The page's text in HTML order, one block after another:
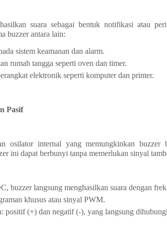
suara sebagai bentuk notifikasi atau
buzzer antara lain:
sistem keamanan dan alarm.
rumah tangga seperti oven dan timer.
elektronik seperti komputer dan printer.
Pasif
osilator internal yang memungkinkan buzzer
ini dapat berbunyi tanpa memerlukan sinyal
buzzer langsung menghasilkan suara dengan
khusus atau sinyal PWM.
positif (+) dan negatif (-), yang langsung